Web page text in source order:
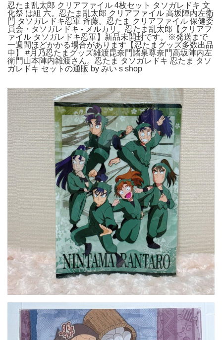
忍たま乱太郎 クリアファイル 4枚セット タソガレドキ 文
化祭 は組 六。忍たま乱太郎 クリアファイル 高坂陣内左衛
門 タソガレドキ忍軍 斉藤。忍たま クリアファイル 保健委
員会・タソガレドキ - メルカリ。忍たま乱太郎【クリアフ
ァイル タソガレドキ忍軍】新品未開封です。※発送まで
一週間ほどかかる場合があります【忍たまグッズ多数出品
中】 #月乃忍たまグッズ雑渡昆奈門諸泉尊奈門高坂陣内左
衛門山本陣内雑渡さん。忍たま タソガレドキ 忍たま タソ
ガレドキ セットの通販 by みい s shop